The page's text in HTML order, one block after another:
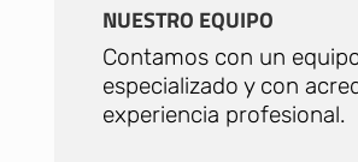
NUESTRO EQUIPO
Contamos con un
especializado y con
experiencia profesional.